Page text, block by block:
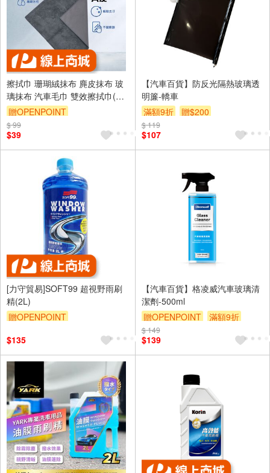
擦拭巾 珊瑚絨抹布 麂皮抹布 玻
璃抹布 汽車毛巾 雙效擦拭巾(1
入) SP-DS05 【旺達棉品】
贈OPENPOINT
訂單滿699享95折
$ 99
$39
【汽車百貨】防反光隔熱玻璃透
明簾-轎車
滿額9折
贈$200
$ 119
$107
[力守貿易]SOFT99 超視野雨刷
精(2L)
贈OPENPOINT
$135
【汽車百貨】格凌威汽車玻璃清
潔劑-500ml
贈OPENPOINT
滿額9折
贈$200
$ 149
$139